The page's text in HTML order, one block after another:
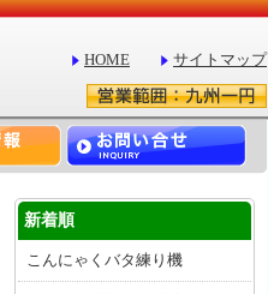
HOME
サイトマップ
新着順
こんにゃくバタ練り機